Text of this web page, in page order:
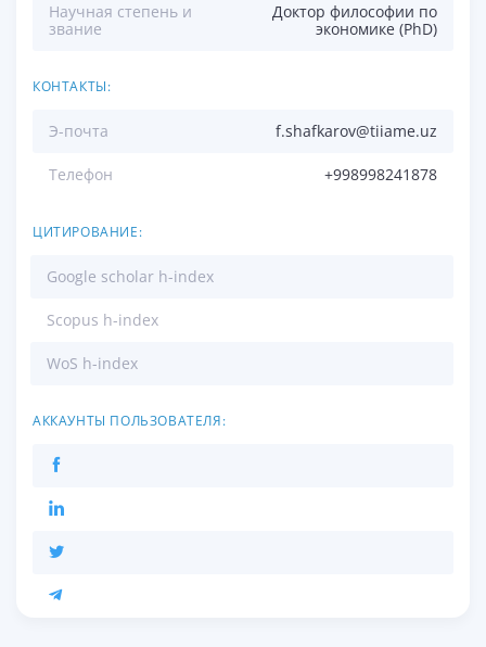
Научная степень и
звание
Доктор философии по
экономике (PhD)
КОНТАКТЫ:
Э-почта f.shafkarov@tiiame.uz
Телефон +998998241878
ЦИТИРОВАНИЕ:
Google scholar h-index
Scopus h-index
WoS h-index
АККАУНТЫ ПОЛЬЗОВАТЕЛЯ: